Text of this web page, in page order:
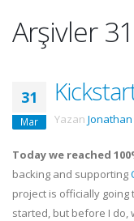
Arşivler
31
Mar Yazan Jonathan
Today we reached
backing and supporting
project is officially going
started, but before I do,